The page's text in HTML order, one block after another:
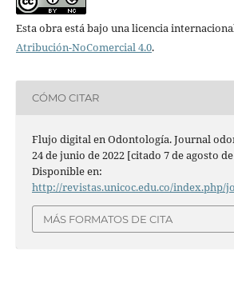
Esta obra está bajo una licencia
Atribución-NoComercial 4.0.
CÓMO CITAR
Flujo digital en Odontología. Journal
24 de junio de 2022 [citado 7 de agosto
Disponible en:
http://revistas.unicoc.edu.co/index.php/
MÁS FORMATOS DE CITA